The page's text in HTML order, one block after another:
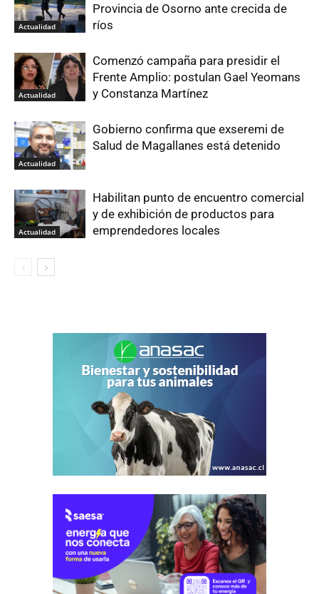
Actualidad
Provincia de Osorno ante crecida de
ríos
Actualidad
Comenzó campaña para presidir el
Frente Amplio: postulan Gael Yeomans
y Constanza Martínez
Actualidad
Gobierno confirma que exseremi de
Salud de Magallanes está detenido
Actualidad
Habilitan punto de encuentro comercial
y de exhibición de productos para
emprendedores locales